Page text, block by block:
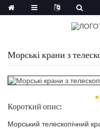
Морські крани з
Короткий опис:
Морський телескопічний